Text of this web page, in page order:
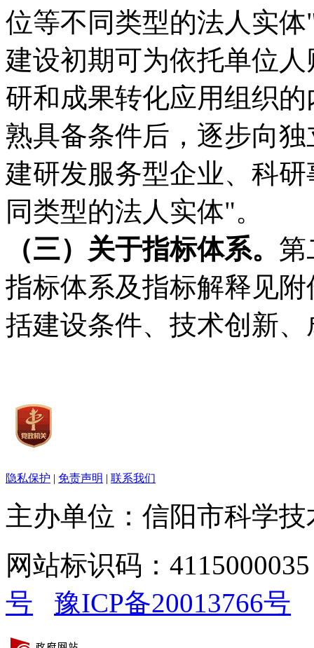
位等不同类型的法人实
建设初期可为依托单位
研和成果转化应用组织
熟具备条件后，逐步向
建研发服务型企业、科
同类型的法人实体"。
（三）关于指标体系。 第
指标体系及指标解释见
括建设条件、技术创新
隐私保护 | 免责声明 | 联系我们
主办单位：信阳市科学
网站标识码：
号
豫ICP备20013766号